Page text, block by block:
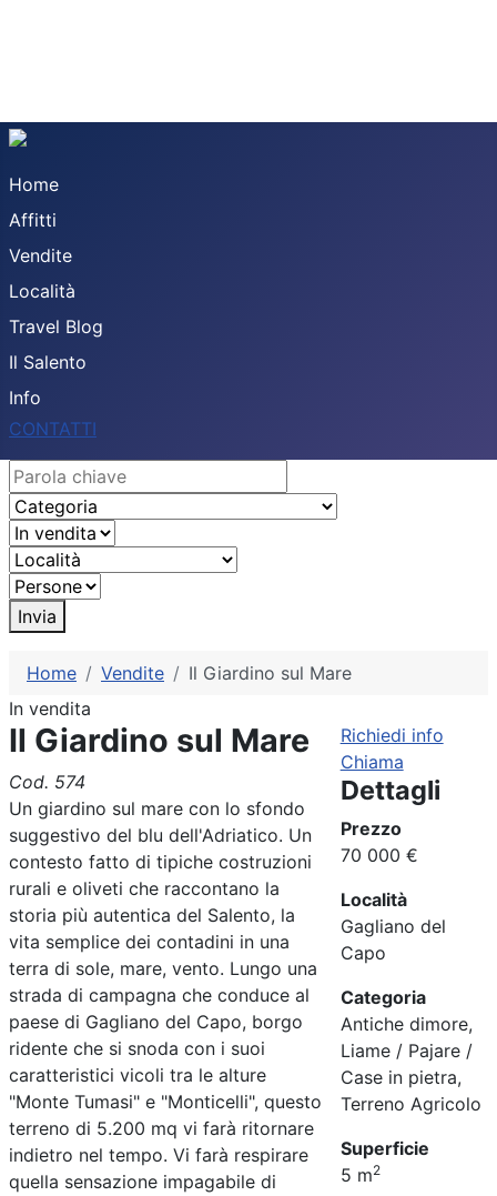
Home
Affitti
Vendite
Località
Travel Blog
Il Salento
Info
CONTATTI
Invia
Home Vendite
Il Giardino sul Mare
In vendita
Il Giardino sul Mare
Cod. 574
Un giardino sul mare con lo sfondo
suggestivo del blu dell'Adriatico. Un
contesto fatto di tipiche costruzioni
rurali e oliveti che raccontano la
storia più autentica del Salento, la
vita semplice dei contadini in una
terra di sole, mare, vento. Lungo una
strada di campagna che conduce al
paese di Gagliano del Capo, borgo
ridente che si snoda con i suoi
caratteristici vicoli tra le alture
"Monte Tumasi" e "Monticelli", questo
terreno di 5.200 mq vi farà ritornare
indietro nel tempo. Vi farà respirare
quella sensazione impagabile di
Richiedi info
Chiama
Dettagli
Prezzo
70 000 €
Località
Gagliano del
Capo
Categoria
Antiche dimore,
Liame / Pajare /
Case in pietra,
Terreno Agricolo
Superficie
5 m2